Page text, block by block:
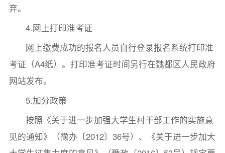
弃。
4.网上打印准考证
网上缴费成功的报名人员自行登录报名系统打印准
考证（A4纸）。打印准考证时间另行在魏都区人民政府
网站发布。
5.加分政策
按照《关于进一步加强大学生村干部工作的实施意
见的通知》（豫办〔2012〕36号）、《关于进一步加大